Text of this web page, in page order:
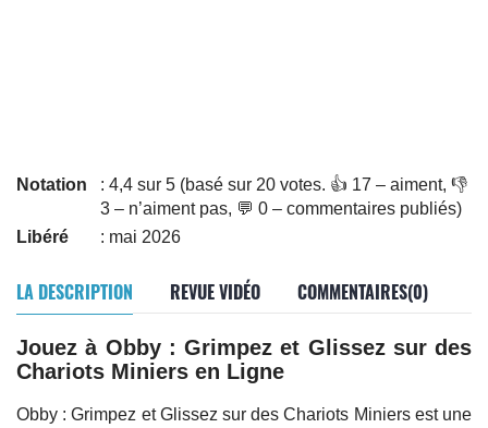
Notation
: 4,4 sur 5 (basé sur 20 votes. 👍 17 – aiment, 👎
3 – n’aiment pas, 💬 0 – commentaires publiés)
Libéré
: mai 2026
LA DESCRIPTION REVUE VIDÉO COMMENTAIRES(0)
Jouez à Obby : Grimpez et Glissez sur des
Chariots Miniers en Ligne
Obby : Grimpez et Glissez sur des Chariots Miniers est une